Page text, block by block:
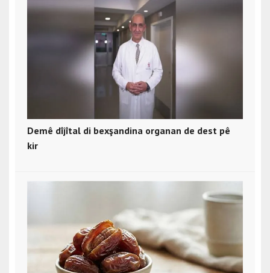
Demê dîjîtal di bexşandina organan de dest pê
kir